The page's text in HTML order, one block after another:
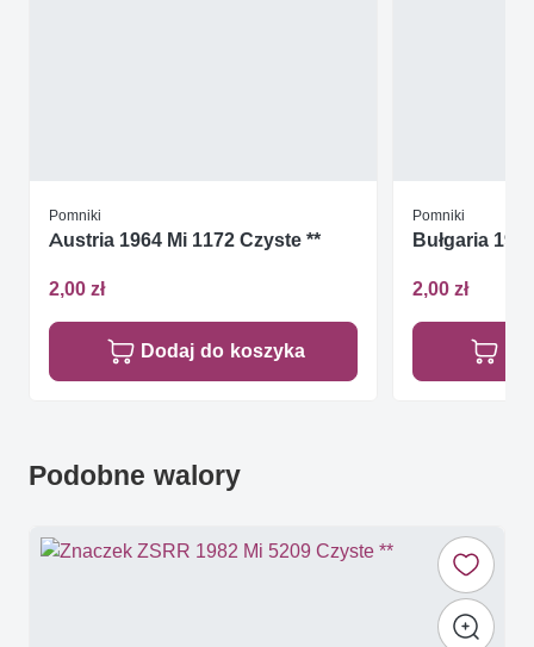
Pomniki
Austria 1964 Mi 1172 Czyste **
2,00 zł
Dodaj do koszyka
Pomniki
Bułgaria
2,00 zł
Podobne walory